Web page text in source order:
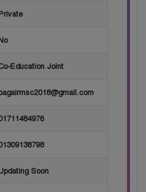
Education Joint
Soon